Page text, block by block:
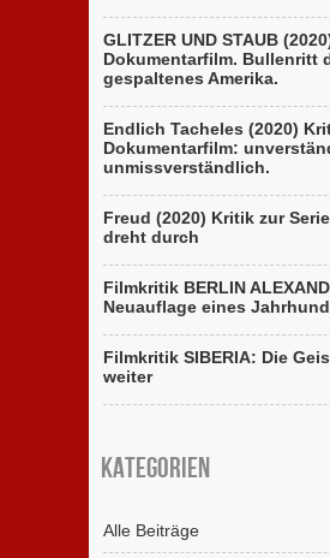
GLITZER UND STAUB
Dokumentarfilm. Bullenritt
gespaltenes Amerika.
Endlich Tacheles (2020)
Dokumentarfilm:
unmissverständlich.
Freud (2020) Kritik zur
dreht durch
Filmkritik BERLIN
Neuauflage eines
Filmkritik SIBERIA: Die
weiter
Kategorien
Alle Beiträge